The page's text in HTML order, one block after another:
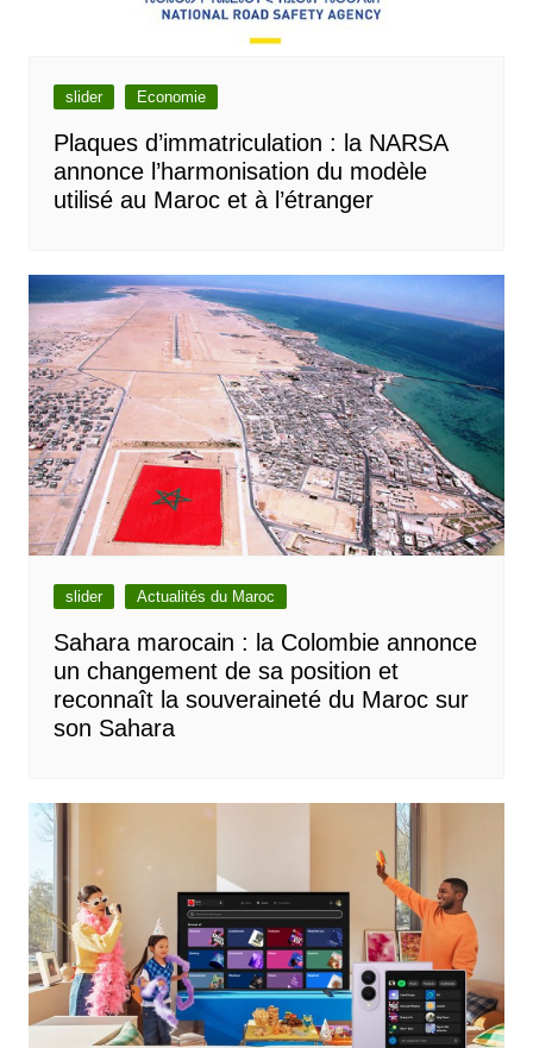
slider Economie
Plaques d’immatriculation : la NARSA
annonce l’harmonisation du modèle
utilisé au Maroc et à l’étranger
slider Actualités du Maroc
Sahara marocain : la Colombie annonce
un changement de sa position et
reconnaît la souveraineté du Maroc sur
son Sahara